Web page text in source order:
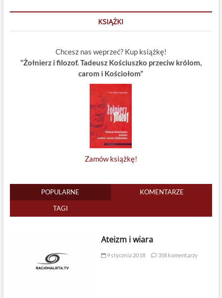
KSIĄŻKI
Chcesz nas weprzeć? Kup książkę!
"Żołnierz i filozof. Tadeusz Kościuszko przeciw królom,
carom i Kościołom”
Zamów książkę!
POPULARNE KOMENTARZE
TAGI
Ateizm i wiara
9 stycznia 2018 358 komentarzy